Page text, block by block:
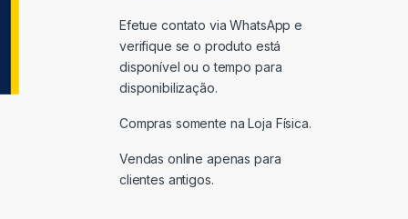
Efetue contato via WhatsApp e
verifique se o produto está
disponível ou o tempo para
disponibilização.
Compras somente na Loja Física.
Vendas online apenas para
clientes antigos.